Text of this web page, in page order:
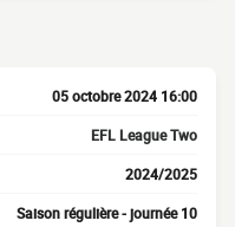
05 octobre 2024 16:00
EFL League Two
2024/2025
Saison régulière - journée 10